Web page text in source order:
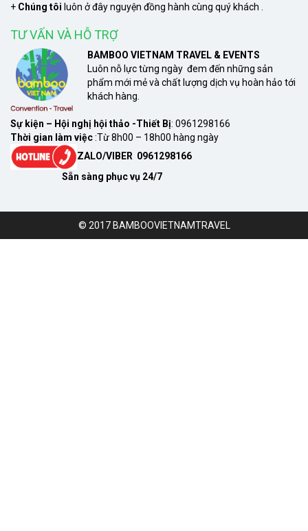
+ Chúng tôi luôn ở đây nguyện đồng hành cùng quý khách .
TƯ VẤN VÀ HỖ TRỢ
BAMBOO VIETNAM TRAVEL & EVENTS
Luôn nỗ lực từng ngày đem đến những sản
phẩm mới mẻ và chất lượng dịch vụ hoàn hảo tới
khách hàng.
Sự kiện – Hội nghị hội thảo -Thiết Bị: 0961298166
Thời gian làm việc:Từ 8h00 – 18h00 hàng ngày
ZALO/VIBER 0961298166
Sẵn sàng phục vụ 24/7
© 2017 BAMBOOVIETNAMTRAVEL